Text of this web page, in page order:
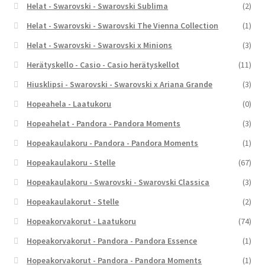
Helat - Swarovski - Swarovski Sublima
(2)
Helat - Swarovski - Swarovski The Vienna Collection
(1)
Helat - Swarovski - Swarovski x Minions
(3)
Herätyskello - Casio - Casio herätyskellot
(11)
Hiusklipsi - Swarovski - Swarovski x Ariana Grande
(3)
Hopeahela - Laatukoru
(0)
Hopeahelat - Pandora - Pandora Moments
(3)
Hopeakaulakoru - Pandora - Pandora Moments
(1)
Hopeakaulakoru - Stelle
(67)
Hopeakaulakoru - Swarovski - Swarovski Classica
(3)
Hopeakaulakorut - Stelle
(2)
Hopeakorvakorut - Laatukoru
(74)
Hopeakorvakorut - Pandora - Pandora Essence
(1)
Hopeakorvakorut - Pandora - Pandora Moments
(1)